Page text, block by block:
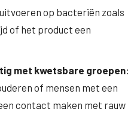
op bacteriën zoals
of het product een
met kwetsbare groepen:
of mensen met een
contact maken met rauw